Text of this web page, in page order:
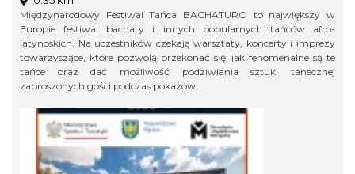
Międzynarodowy Festiwal Tańca BACHATURO to największy w
Europie festiwal bachaty i innych popularnych tańców afro-
latynoskich. Na uczestników czekają warsztaty, koncerty i imprezy
towarzyszące, które pozwolą przekonać się, jak fenomenalne są te
tańce oraz dać możliwość podziwiania sztuki tanecznej
zaproszonych gości podczas pokazów.